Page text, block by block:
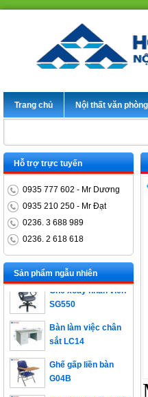
Trang chủ Nội thất văn phòng
Hỗ trợ trực tuyến
0935 777 602 - Mr Dương
0935 210 250 - Mr Đạt
0236. 3 688 989
0236. 2 618 618
Sản phẩm ngẫu nhiên
Bàn trưởng phòng
ET1400D
Ghế xoay nhân viên
SG550
sắt LC14
G04B